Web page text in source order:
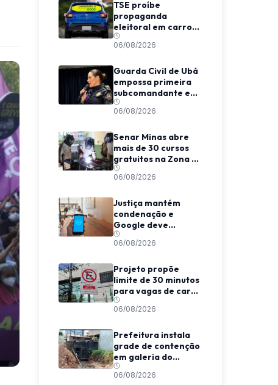
TSE proíbe
propaganda
eleitoral em carros
de aplicativo
durante transporte
06/08/2026
Guarda Civil de Ubá
empossa primeira
subcomandante e
cria estrutura
voltada à proteção
06/08/2026
Senar Minas abre
mais de 30 cursos
gratuitos na Zona da
Mata e Caparaó
06/08/2026
Justiça mantém
condenação e
Google deve
indenizar usuário
por invasão de e-
06/08/2026
Projeto propõe
limite de 30 minutos
para vagas de carga
e descarga em
Viçosa
06/08/2026
Prefeitura instala
grade de contenção
em galeria do
Córrego da
Conceição
06/08/2026